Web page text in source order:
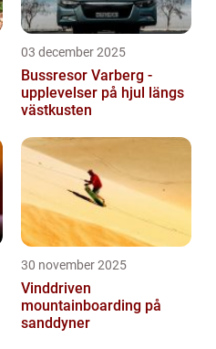
03 december 2025
Bussresor Varberg -
upplevelser på hjul längs
västkusten
30 november 2025
Vinddriven
mountainboarding på
sanddyner